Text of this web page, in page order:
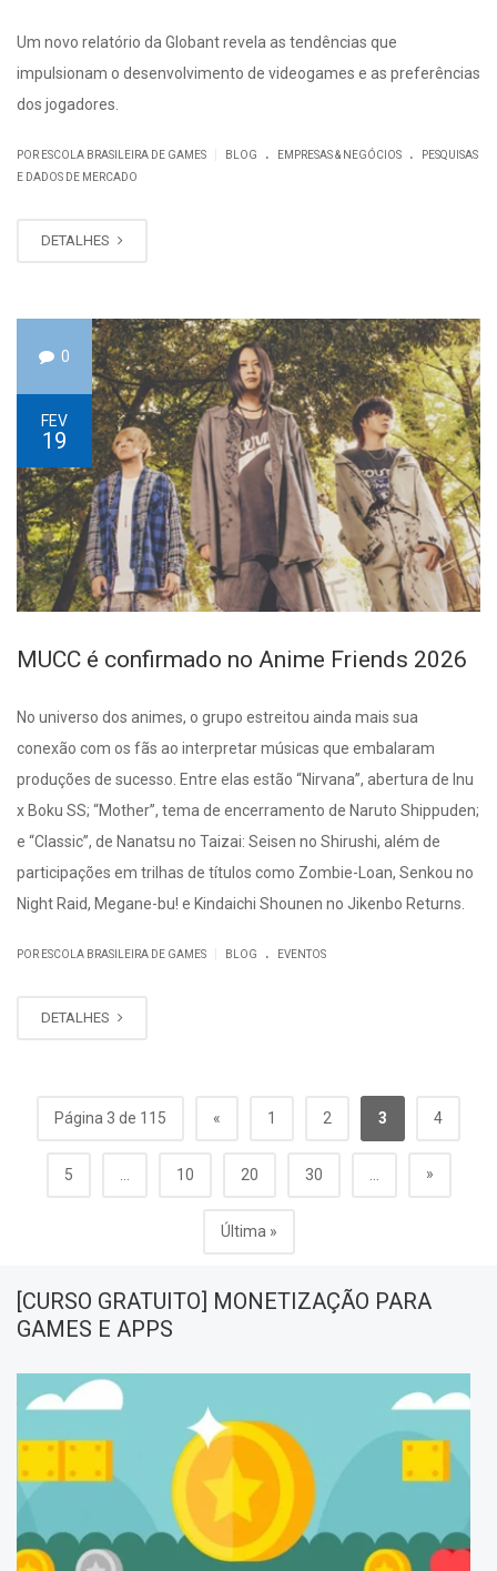
Um novo relatório da Globant revela as tendências que
impulsionam o desenvolvimento de videogames e as preferências
dos jogadores.
POR ESCOLA BRASILEIRA DE GAMES BLOG . EMPRESAS & NEGÓCIOS .
PESQUISAS
E DADOS DE MERCADO
DETALHES
0
FEV
19
MUCC é confirmado no Anime Friends 2026
No universo dos animes, o grupo estreitou ainda mais sua
conexão com os fãs ao interpretar músicas que embalaram
produções de sucesso. Entre elas estão “Nirvana”, abertura de Inu
x Boku SS; “Mother”, tema de encerramento de Naruto Shippuden;
e “Classic”, de Nanatsu no Taizai: Seisen no Shirushi, além de
participações em trilhas de títulos como Zombie-Loan, Senkou no
Night Raid, Megane-bu! e Kindaichi Shounen no Jikenbo Returns.
POR ESCOLA BRASILEIRA DE GAMES BLOG . EVENTOS
DETALHES
Página 3 de 115 « 1 2 3 4
5 10 20 30 »
Última »
[CURSO GRATUITO] MONETIZAÇÃO PARA
GAMES E APPS